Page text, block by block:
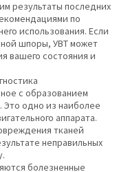
результаты последних
по
использования. Если
шпоры, УВТ может
вашего состояния и
с образованием
Это одно из наиболее
аппарата.
тканей
неправильных
болезненные